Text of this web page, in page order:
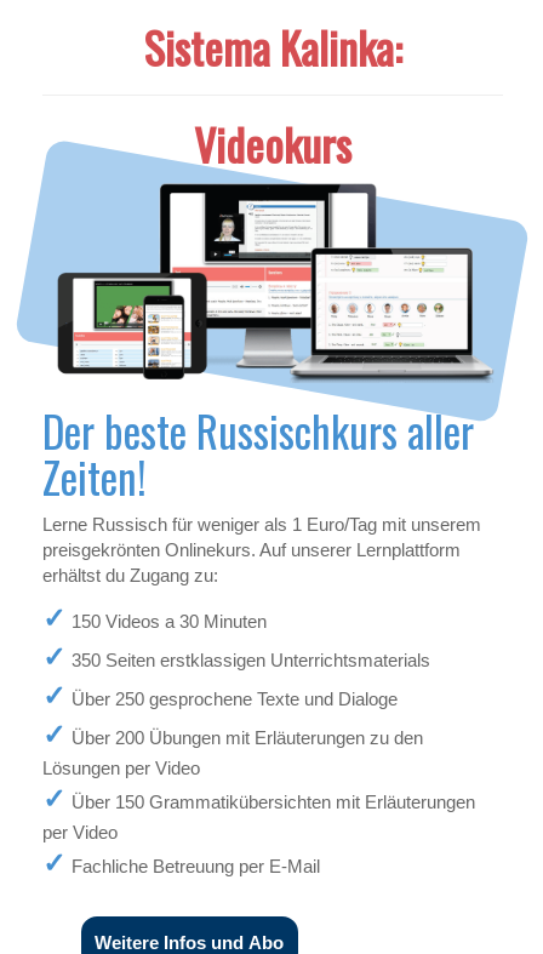
Sistema Kalinka:
Videokurs
Der beste Russischkurs aller
Zeiten!
Lerne Russisch für weniger als 1 Euro/Tag mit unserem
preisgekrönten Onlinekurs. Auf unserer Lernplattform
erhältst du Zugang zu:
150 Videos a 30 Minuten
350 Seiten erstklassigen Unterrichtsmaterials
Über 250 gesprochene Texte und Dialoge
Über 200 Übungen mit Erläuterungen zu den
Lösungen per Video
Über 150 Grammatikübersichten mit Erläuterungen
per Video
Fachliche Betreuung per E-Mail
Weitere Infos und Abo